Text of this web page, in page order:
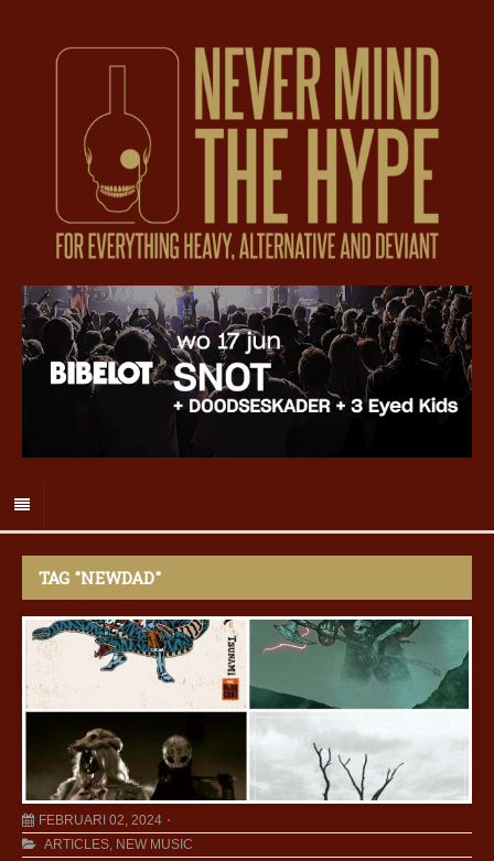
TAG "NEWDAD"
FEBRUARI 02, 2024
ARTICLES, NEW MUSIC